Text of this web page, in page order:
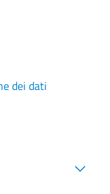
dei dati